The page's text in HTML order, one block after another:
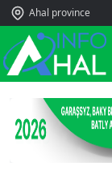
Ahal province